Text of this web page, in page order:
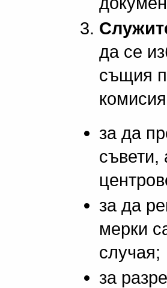
да се
същия
за да
съвети,
за да
мерки
случая;
за